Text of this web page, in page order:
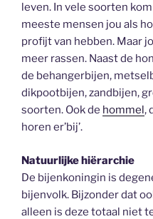
leven. In vele soorten
meeste mensen jou als
profijt van hebben. Maar
meer rassen. Naast de
de behangerbijen,
dikpootbijen, zandbijen,
soorten. Ook de hommel,
horen er’bij’.
Natuurlijke hiërarchie
De bijenkoningin is
bijenvolk. Bijzonder dat
alleen is deze totaal niet